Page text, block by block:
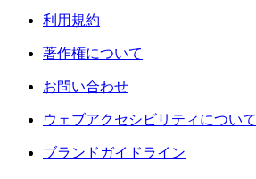
利用規約
著作権について
お問い合わせ
ウェブアクセシビリティについて
ブランドガイドライン